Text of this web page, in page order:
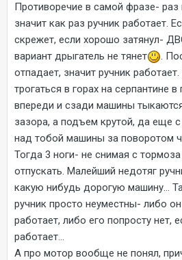
Противоречие в самой фразе- раз
значит как раз ручник работает.
скрежет, если хорошо затянул-
вариант дрыгатель не тянет
.
отпадает, значит ручник
трогаться в горах на серпантине
впереди и сзади машины
зазора, а подъем крутой, да еще
над тобой машины за поворотом
Тогда 3 ноги- не снимая с
отпускать. Малейший недотяг
какую нибудь дорогую машину...
ручник просто неуместны- либо
работает, либо его попросту нет,
работает...
А про мотор вообще не понял,